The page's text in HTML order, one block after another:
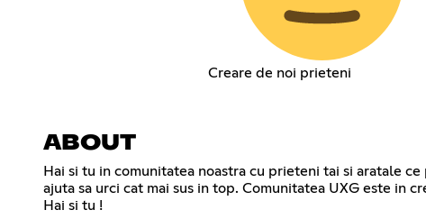
Creare de noi prieteni
ABOUT
Hai si tu in comunitatea noastra cu prieteni tai si aratale
ajuta sa urci cat mai sus in top. Comunitatea UXG este in
Hai si tu !